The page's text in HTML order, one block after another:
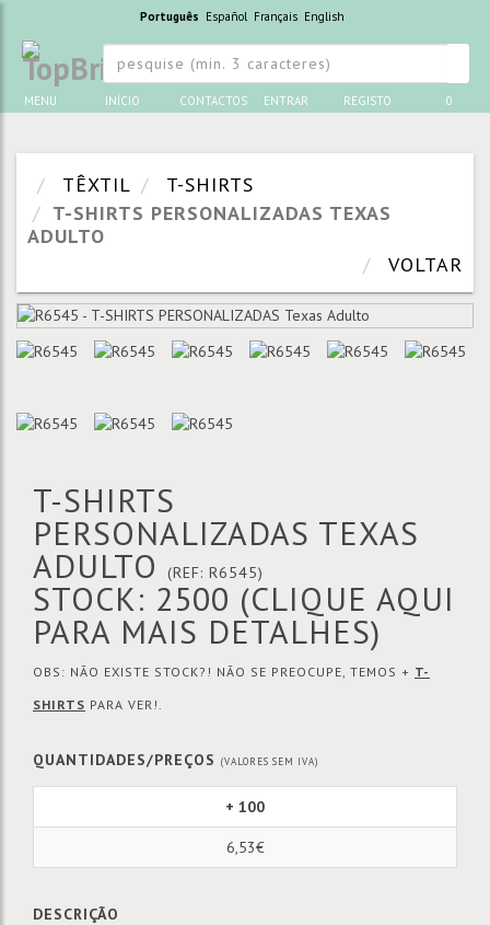
Português Español Français English
MENU INÍCIO CONTACTOS ENTRAR REGISTO 0
TÊXTIL
T-SHIRTS
T-SHIRTS PERSONALIZADAS TEXAS
ADULTO
VOLTAR
T-SHIRTS
PERSONALIZADAS TEXAS
ADULTO (REF: R6545)
STOCK: 2500 (CLIQUE AQUI
PARA MAIS DETALHES)
OBS: NÃO EXISTE STOCK?! NÃO SE PREOCUPE, TEMOS + T-
SHIRTS PARA VER!.
QUANTIDADES/PREÇOS (VALORES SEM IVA)
+ 100
6,53€
DESCRIÇÃO